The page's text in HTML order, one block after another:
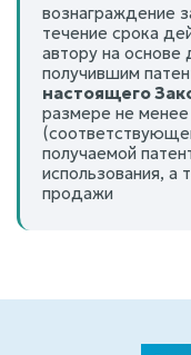
вознаграждение
течение срока
автору на основе
получившим
настоящего
размере не
получаемой
использования, а
продажи